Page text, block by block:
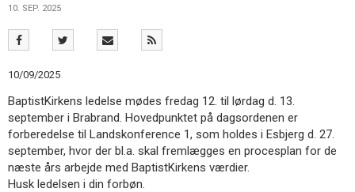
tilbage
forsiden
2.0:
Nyheder
3.0:
Kalender
4.0:
Inspiration
5.0:
Værktøjskassen
6.0:
Mission
7.0:
Om
BaptistKirken
10. SEP. 2025
10/09/2025
BaptistKirkens ledelse mødes fredag 12. til lørdag d. 13.
september i Brabrand. Hovedpunktet på dagsordenen er
forberedelse til Landskonference 1, som holdes i Esbjerg d. 27.
september, hvor der bl.a. skal fremlægges en procesplan for de
næste års arbejde med BaptistKirkens værdier.
Husk ledelsen i din forbøn.